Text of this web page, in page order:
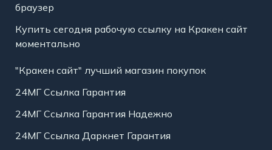
браузер
Купить сегодня рабочую ссылку на Кракен сайт
моментально
"Кракен сайт" лучший магазин покупок
24МГ Ссылка Гарантия
24МГ Ссылка Гарантия Надежно
24МГ Ссылка Даркнет Гарантия